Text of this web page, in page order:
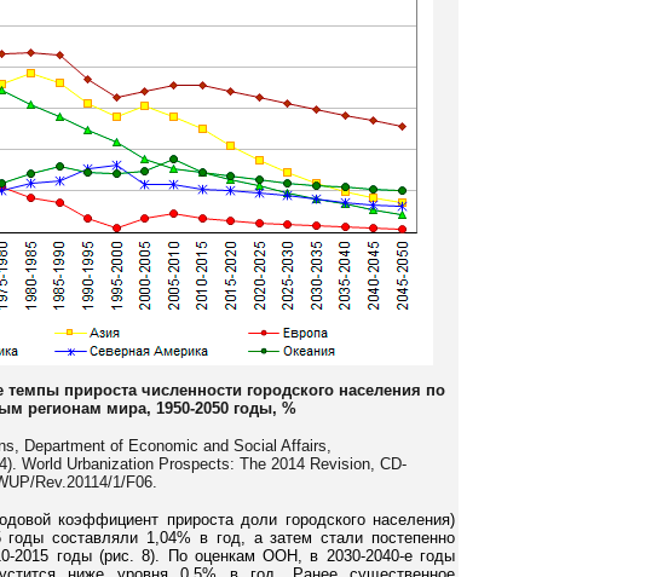
прироста численности городского населения по
регионам мира, 1950-2050 годы, %
Department of Economic and Social Affairs,
World Urbanization Prospects: The 2014 Revision, CD-
Rev.20114/1/F06.
коэффициент прироста доли городского населения)
годы составляли 1,04% в год, а затем стали постепенно
2015 годы (рис. 8). По оценкам ООН, в 2030-2040-е годы